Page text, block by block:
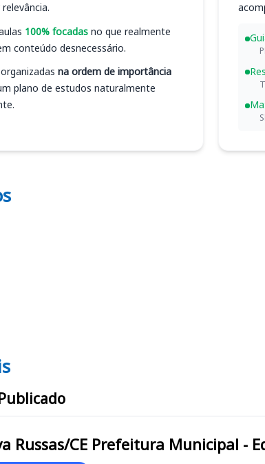
100% focadas no que realmente
conteúdo desnecessário.
na ordem de importância
plano de estudos naturalmente
Nova Russas/CE Prefeitura